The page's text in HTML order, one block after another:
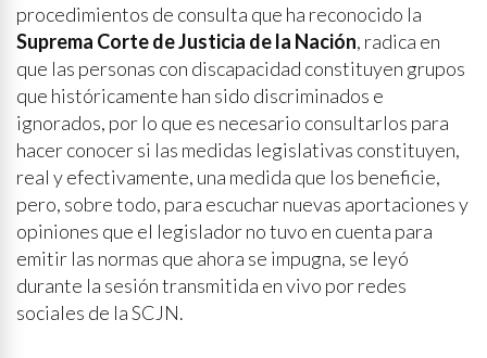
procedimientos de consulta que ha reconocido la
Suprema Corte de Justicia de la Nación, radica en
que las personas con discapacidad constituyen grupos
que históricamente han sido discriminados e
ignorados, por lo que es necesario consultarlos para
hacer conocer si las medidas legislativas constituyen,
real y efectivamente, una medida que los beneficie,
pero, sobre todo, para escuchar nuevas aportaciones y
opiniones que el legislador no tuvo en cuenta para
emitir las normas que ahora se impugna, se leyó
durante la sesión transmitida en vivo por redes
sociales de la SCJN.